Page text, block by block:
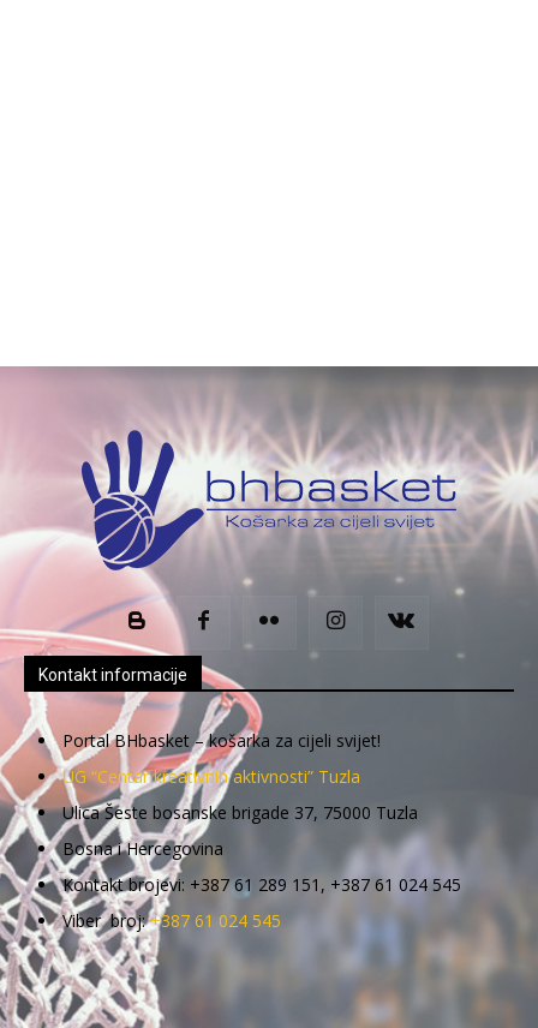
Kontakt informacije
Portal BHbasket – košarka za cijeli svijet!
UG “Centar kreativnih aktivnosti” Tuzla
Ulica Šeste bosanske brigade 37, 75000 Tuzla
Bosna i Hercegovina
Kontakt brojevi: +387 61 289 151, +387 61 024 545
Viber broj:+387 61 024 545